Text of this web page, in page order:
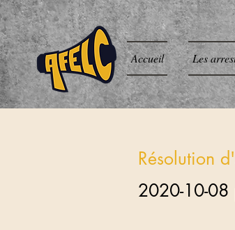
Accueil Les
Résolution
2020-10-08